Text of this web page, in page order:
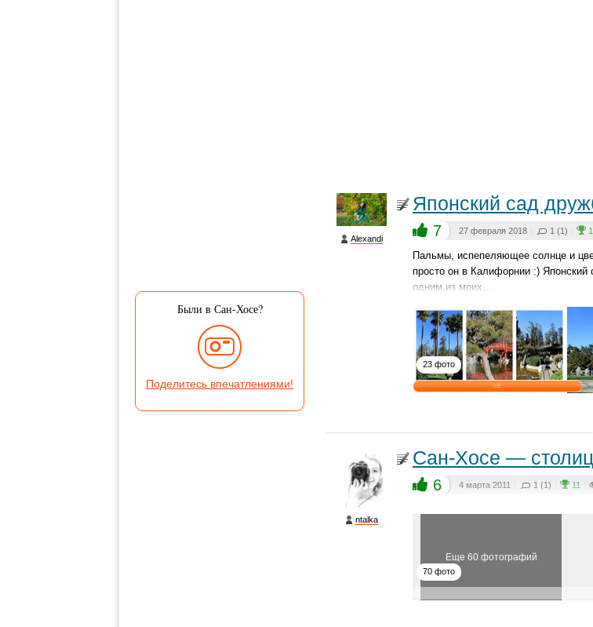
Были в Сан-Хосе?
Поделитесь впечатлениями!
Alexandi
Японский сад
7 27 февраля 2018 1 (1)
Пальмы, испепеляющее солнце и
просто он в Калифорнии :)
одним из моих…
23 фото
ntalka
Сан-Хосе —
6 4 марта 2011 1 (1) 11
Еще 60 фотографий
70 фото